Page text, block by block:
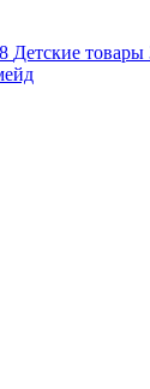
Детские товары